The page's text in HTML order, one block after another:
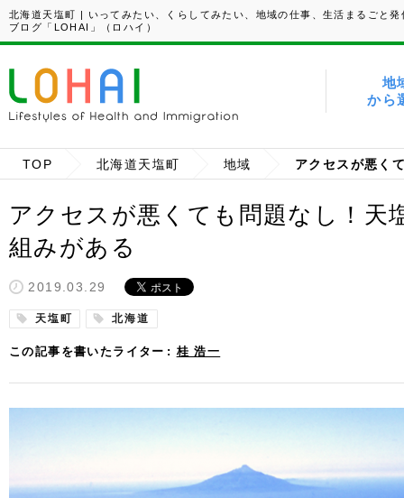
北海道天塩町 | いってみたい、くらしてみたい、地域の仕事、生活まるごと発
ブログ「LOHAI」（ロハイ）
地
から
TOP 北海道天塩町 地域
アクセスが悪くても問題なし！天
組みがある
2019.03.29
天塩町 北海道
この記事を書いたライター 桂 浩一